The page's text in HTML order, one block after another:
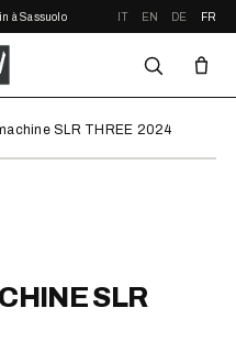
à Sassuolo IT EN DE FR
SLR THREE 2024
⤢ ZOOM
SLR